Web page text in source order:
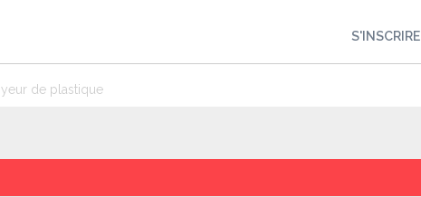
S'INSCRIRE
de plastique